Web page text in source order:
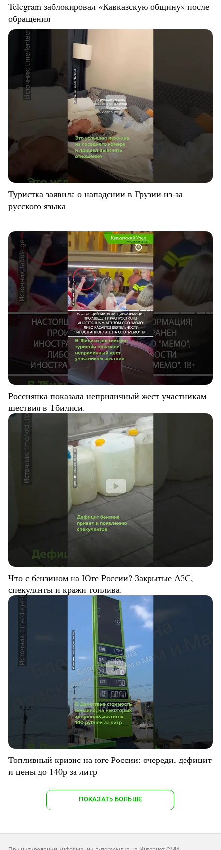
Telegram заблокировал «Кавказскую общину» после
обращения
Туристка заявила о нападении в Грузии из-за
русского языка
Россиянка показала неприличный жест участникам
шествия в Тбилиси.
Что с бензином на Юге России? Закрытые АЗС,
спекулянты и кражи топлива.
Топливный кризис на юге России: очереди, дефицит
и цены до 140р за литр
ПОКАЗАТЬ БОЛЬШЕ